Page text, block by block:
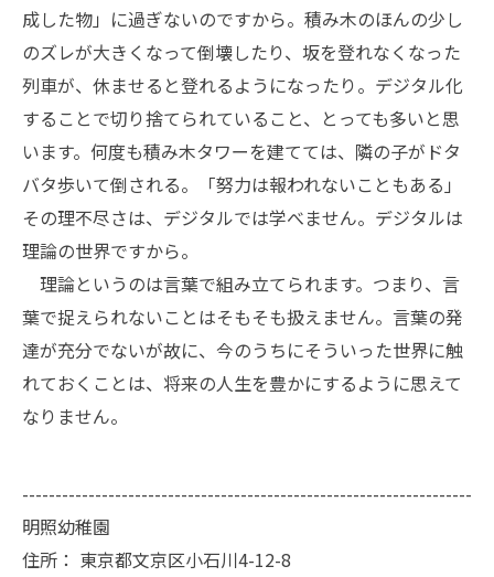
成した物」に過ぎないのですから。積み木のほんの少し
のズレが大きくなって倒壊したり、坂を登れなくなった
列車が、休ませると登れるようになったり。デジタル化
することで切り捨てられていること、とっても多いと思
います。何度も積み木タワーを建てては、隣の子がドタ
バタ歩いて倒される。「努力は報われないこともある」
その理不尽さは、デジタルでは学べません。デジタルは
理論の世界ですから。
理論というのは言葉で組み立てられます。つまり、言
葉で捉えられないことはそもそも扱えません。言葉の発
達が充分でないが故に、今のうちにそういった世界に触
れておくことは、将来の人生を豊かにするように思えて
なりません。
--------------------------------------------------------------------
明照幼稚園
住所： 東京都文京区小石川4-12-8